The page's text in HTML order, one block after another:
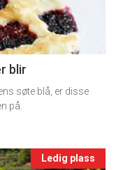
blir
søte blå, er disse
på.
Ledig plass